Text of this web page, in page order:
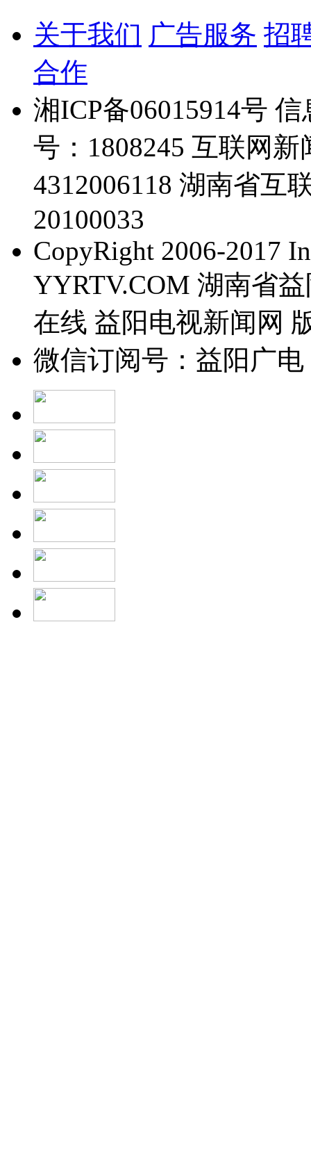
关于我们 广告服务 招
合作
湘ICP备06015914号
号：1808245 互联网
4312006118 湖南省互
20100033
CopyRight 2006-2017
YYRTV.COM 湖南省
在线 益阳电视新闻网
微信订阅号：益阳广